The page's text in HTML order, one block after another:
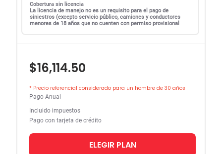
Cobertura sin licencia
La licencia de manejo no es un requisito para el pago de
siniestros (excepto servicio público, camiones y conductores
menores de 18 años que no cuenten con permiso provisional
$16,114.50
* Precio referencial considerado para un hombre de 30 años
Pago Anual
Incluido impuestos
Pago con tarjeta de crédito
ELEGIR PLAN